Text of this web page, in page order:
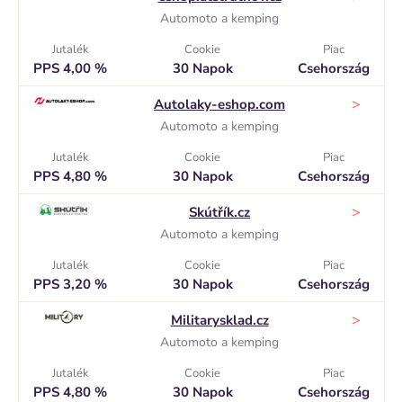
Automoto a kemping
Jutalék
PPS 4,00 %
Cookie
30 Napok
Piac
Csehország
Autolaky-eshop.com
Automoto a kemping
>
Jutalék
PPS 4,80 %
Cookie
30 Napok
Piac
Csehország
Skútřík.cz
Automoto a kemping
>
Jutalék
PPS 3,20 %
Cookie
30 Napok
Piac
Csehország
Militarysklad.cz
Automoto a kemping
>
Jutalék
PPS 4,80 %
Cookie
30 Napok
Piac
Csehország